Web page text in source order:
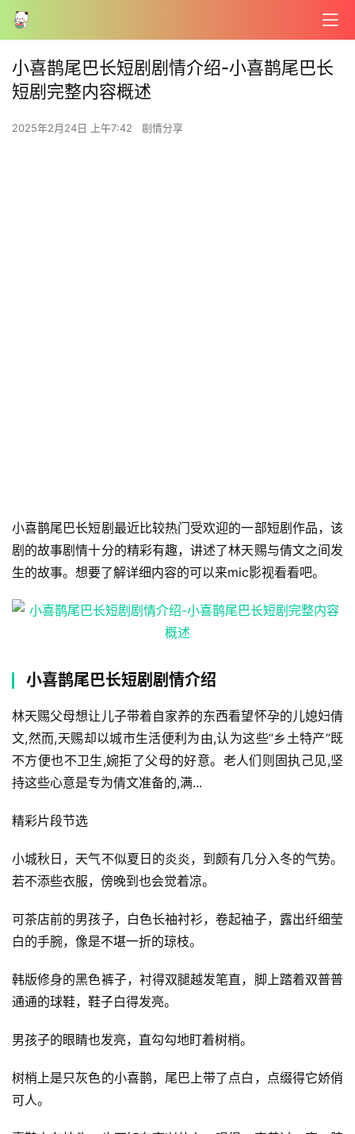
小喜鹊尾巴长短剧剧情介绍-小喜鹊尾巴长
短剧完整内容概述
2025年2月24日 上午7:42 剧情分享
小喜鹊尾巴长短剧最近比较热门受欢迎的一部短剧作品，该
剧的故事剧情十分的精彩有趣，讲述了林天赐与倩文之间发
生的故事。想要了解详细内容的可以来mic影视看看吧。
小喜鹊尾巴长短剧剧情介绍
林天赐父母想让儿子带着自家养的东西看望怀孕的儿媳妇倩
文,然而,天赐却以城市生活便利为由,认为这些“乡土特产”既
不方便也不卫生,婉拒了父母的好意。老人们则固执己见,坚
持这些心意是专为倩文准备的,满...
精彩片段节选
小城秋日，天气不似夏日的炎炎，到颇有几分入冬的气势。
若不添些衣服，傍晚到也会觉着凉。
可茶店前的男孩子，白色长袖衬衫，卷起袖子，露出纤细莹
白的手腕，像是不堪一折的琼枝。
韩版修身的黑色裤子，衬得双腿越发笔直，脚上踏着双普普
通通的球鞋，鞋子白得发亮。
男孩子的眼睛也发亮，直勾勾地盯着树梢。
树梢上是只灰色的小喜鹊，尾巴上带了点白，点缀得它娇俏
可人。